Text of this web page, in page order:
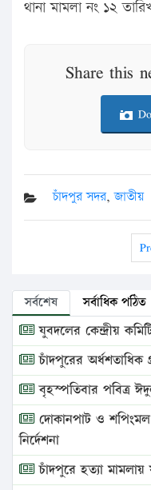
থানা মামলা নং ১২
Share this
চাঁদপুর সদর,জাতীয়
সর্বশেষ সর্বাধিক পঠিত
যুবদলের কেন্দ্রীয়
চাঁদপুরের অর্ধশতাধিক
বৃহস্পতিবার পবিত্র
দোকানপাট ও শপিংমল
নির্দেশনা
চাঁদপুরে হত্যা মামলায়